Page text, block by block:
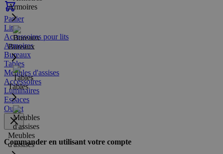
Panier
Armoires
Bureaux
Tables
Meubles
d'assises
Lits
Accessoires pour lits
Armoires
Bureaux
Tables
Meubles d'assises
Accessoires
Luminaires
Espaces
Outlet
Commander en utilisant votre compte